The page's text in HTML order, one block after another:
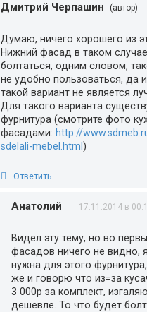
Дмитрий Черпашин (автор)
Думаю, ничего хорошего из
Нижний фасад в таком
болтаться, одним словом,
не удобно пользоваться, да и
такой вариант не является
Для такого варианта
фурнитура (смотрите фото
фасадами: http://
sdelali-mebel.html )
Ответить
Анатолий 17.11.2014 в
Видел эту тему, но во
фасадов ничего не видно,
нужна для этого
же и говорю что из=за
3 000р за комплект,
дешевле. То что будет